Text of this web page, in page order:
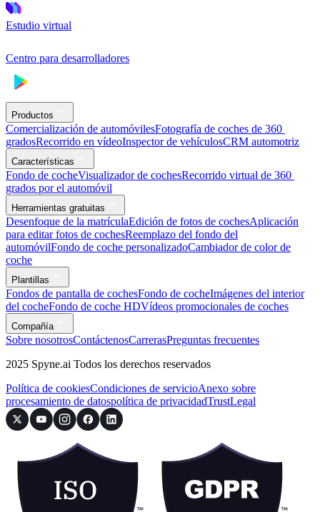
Estudio virtual
Centro para desarrolladores
Productos
Comercialización de automóvilesFotografía de coches de 360 ​​
gradosRecorrido en vídeoInspector de vehículosCRM automotriz
Características
Fondo de cocheVisualizador de cochesRecorrido virtual de 360 ​​
grados por el automóvil
Herramientas gratuitas
Desenfoque de la matrículaEdición de fotos de cochesAplicación
para editar fotos de cochesReemplazo del fondo del
automóvilFondo de coche personalizadoCambiador de color de
coche
Plantillas
Fondos de pantalla de cochesFondo de cocheImágenes del interior
del cocheFondo de coche HDVídeos promocionales de coches
Compañía
Sobre nosotrosContáctenosCarrerasPreguntas frecuentes
2025 Spyne.ai Todos los derechos reservados
Política de cookiesCondiciones de servicioAnexo sobre
procesamiento de datospolítica de privacidadTrustLegal